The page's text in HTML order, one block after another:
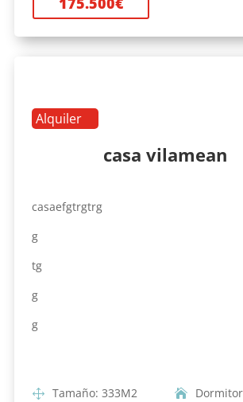
Alquiler
casa vilamean
casaefgtrgtrg
g
tg
g
g
Tamaño: 333M2